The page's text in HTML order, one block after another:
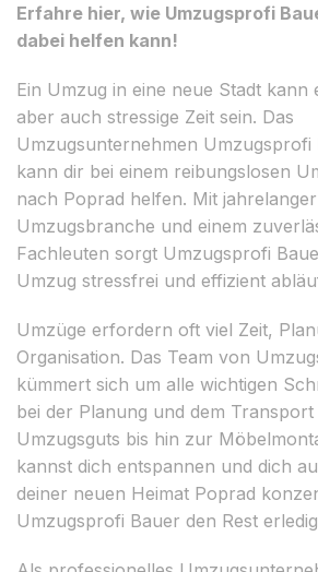
Erfahre hier, wie Umzugsprofi
dabei helfen kann!
Ein Umzug in eine neue Stadt kann
aber auch stressige Zeit sein. Das
Umzugsunternehmen Umzugsprofi
kann dir bei einem reibungslosen
nach Poprad helfen. Mit
Umzugsbranche und einem
Fachleuten sorgt Umzugsprofi
Umzug stressfrei und effizient
Umzüge erfordern oft viel Zeit,
Organisation. Das Team von
kümmert sich um alle wichtigen
bei der Planung und dem Transport
Umzugsguts bis hin zur
kannst dich entspannen und dich
deiner neuen Heimat Poprad
Umzugsprofi Bauer den Rest